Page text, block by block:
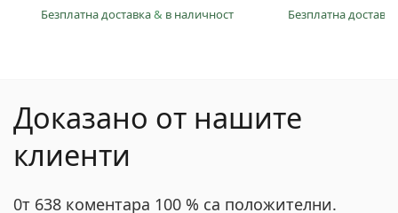
Безплатна доставка& в наличност Безплатна
Доказано от нашите
клиенти
0т 638 коментара 100 % са положителни.